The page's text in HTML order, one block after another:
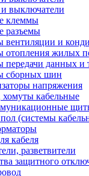
и выключатели
клеммы
разъемы
вентиляции и
отопления жилых
передачи данных и
сборных шин
напряжения
кабельные
(системы
кабеля
разветвители
защитного